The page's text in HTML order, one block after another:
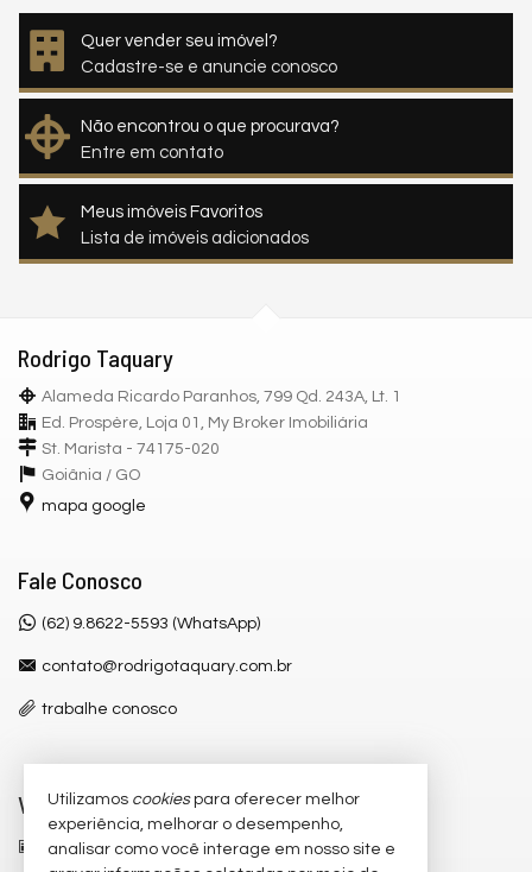
Quer vender seu imóvel?
Cadastre-se e anuncie conosco
Não encontrou o que procurava?
Entre em contato
Meus imóveis Favoritos
Lista de imóveis adicionados
Rodrigo Taquary
Alameda Ricardo Paranhos, 799 Qd. 243A, Lt. 1
Ed. Prospère, Loja 01, My Broker Imobiliária
St. Marista - 74175-020
Goiânia / GO
mapa google
Fale Conosco
(62) 9.8622-5593 (WhatsApp)
contato@rodrigotaquary.com.br
trabalhe conosco
Veja Mais
receba nosso newsletter
Utilizamos cookiespara oferecer melhor
experiência, melhorar o desempenho,
analisar como você interage em nosso site e